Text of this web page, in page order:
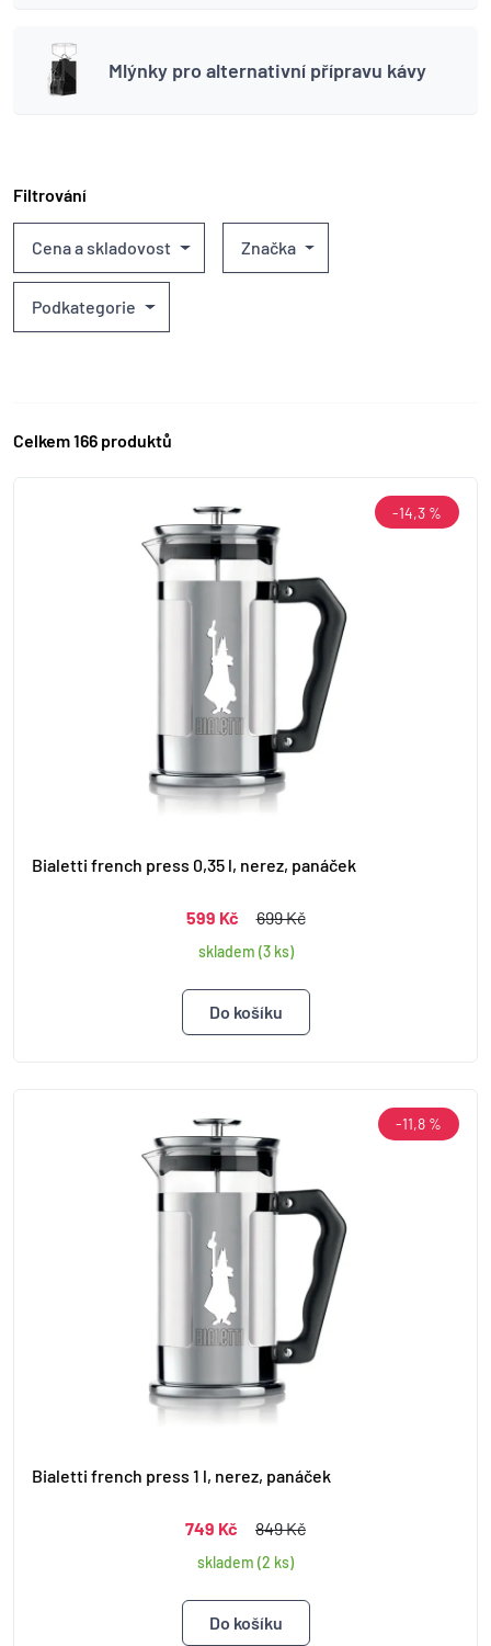
Mlýnky pro alternativní přípravu kávy
Filtrování
Cena a skladovost Značka
Podkategorie
Celkem 166 produktů
Bialetti french press 0,35 l, nerez, panáček
599 Kč 699 Kč
skladem (3 ks)
-14,3 %
Bialetti french press 1 l, nerez, panáček
749 Kč 849 Kč
skladem (2 ks)
-11,8 %